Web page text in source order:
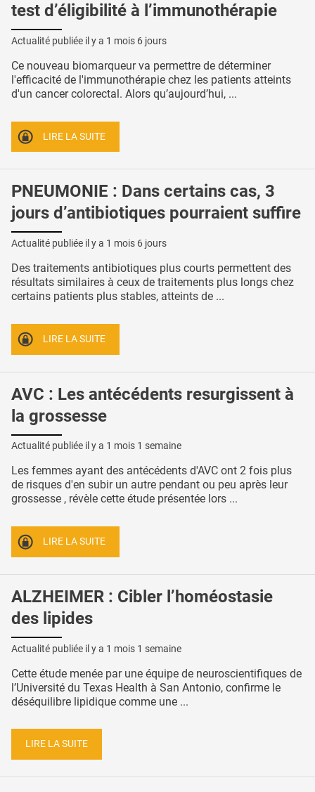
test d’éligibilité à l’immunothérapie
Actualité publiée il y a 1 mois 6 jours
Ce nouveau biomarqueur va permettre de déterminer
l'efficacité de l'immunothérapie chez les patients atteints
d'un cancer colorectal. Alors qu’aujourd’hui, ...
LIRE LA SUITE
PNEUMONIE : Dans certains cas, 3
jours d’antibiotiques pourraient suffire
Actualité publiée il y a 1 mois 6 jours
Des traitements antibiotiques plus courts permettent des
résultats similaires à ceux de traitements plus longs chez
certains patients plus stables, atteints de ...
LIRE LA SUITE
AVC : Les antécédents resurgissent à
la grossesse
Actualité publiée il y a 1 mois 1 semaine
Les femmes ayant des antécédents d'AVC ont 2 fois plus
de risques d'en subir un autre pendant ou peu après leur
grossesse , révèle cette étude présentée lors ...
LIRE LA SUITE
ALZHEIMER : Cibler l’homéostasie
des lipides
Actualité publiée il y a 1 mois 1 semaine
Cette étude menée par une équipe de neuroscientifiques de
l’Université du Texas Health à San Antonio, confirme le
déséquilibre lipidique comme une ...
LIRE LA SUITE